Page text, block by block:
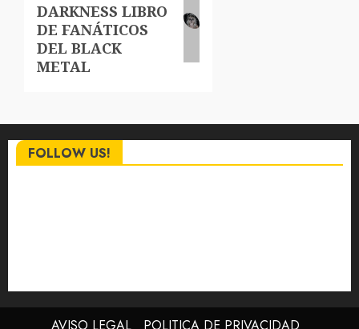
entrada:
DARKNESS LIBRO
DE FANÁTICOS
DEL BLACK
METAL
FOLLOW US!